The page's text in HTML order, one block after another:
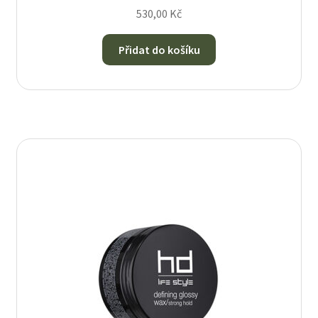
530,00 Kč
Přidat do košíku